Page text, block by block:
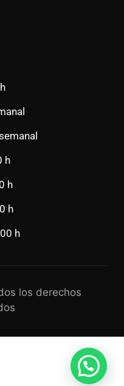
h
h
h
h
los derechos